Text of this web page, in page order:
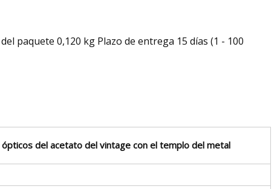
paquete 0,120 kg Plazo de entrega 15 días (1 - 100
del acetato del vintage con el templo del metal